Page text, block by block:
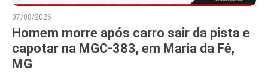
07/08/2026
Homem morre após carro sair da pista e
capotar na MGC-383, em Maria da Fé,
MG